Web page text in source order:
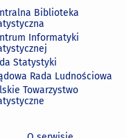
Biblioteka
Informatyki
Statystyki
Rada Ludnościowa
Towarzystwo